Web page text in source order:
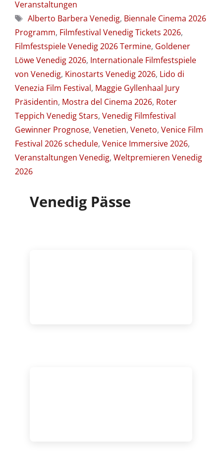
Veranstaltungen
Schlagwörter
Alberto Barbera Venedig, Biennale Cinema 2026
Programm, Filmfestival Venedig Tickets 2026,
Filmfestspiele Venedig 2026 Termine, Goldener
Löwe Venedig 2026, Internationale Filmfestspiele
von Venedig, Kinostarts Venedig 2026, Lido di
Venezia Film Festival, Maggie Gyllenhaal Jury
Präsidentin, Mostra del Cinema 2026, Roter
Teppich Venedig Stars, Venedig Filmfestival
Gewinner Prognose, Venetien, Veneto, Venice Film
Festival 2026 schedule, Venice Immersive 2026,
Veranstaltungen Venedig, Weltpremieren Venedig
2026
Venedig Pässe